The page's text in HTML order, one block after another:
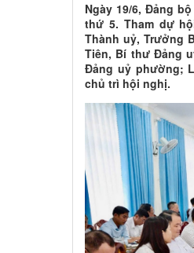
Ngày 19/6, Đảng
thứ 5. Tham dự
Thành uỷ, Trưởng
Tiên, Bí thư Đảng
Đảng uỷ phường;
chủ trì hội nghị.